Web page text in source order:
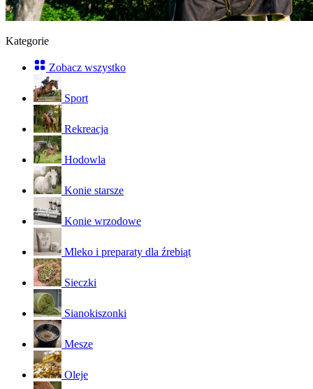
Kategorie
Zobacz wszystko
Sport
Rekreacja
Hodowla
Konie starsze
Konie wrzodowe
Mleko i preparaty dla źrebiąt
Sieczki
Sianokiszonki
Mesze
Oleje